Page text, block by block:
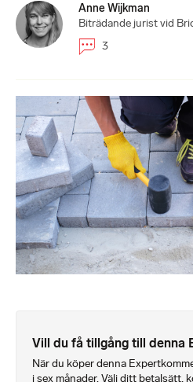
Anne Wijkman
Biträdande jurist vid
3
Vill du få tillgång till denna
När du köper denna
i sex månader. Välj ditt betalsätt,